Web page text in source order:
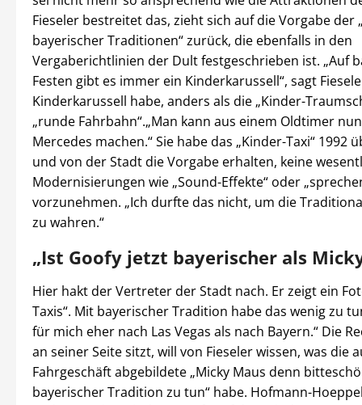
Fieseler bestreitet das, zieht sich auf die Vorgabe der
bayerischer Traditionen“ zurück, die ebenfalls in den
Vergaberichtlinien der Dult festgeschrieben ist. „Auf
Festen gibt es immer ein Kinderkarussell“, sagt
Kinderkarussell habe, anders als die „Kinder-
„runde Fahrbahn“.„Man kann aus einem Oldtimer
Mercedes machen.“ Sie habe das „Kinder-Taxi“ 1992
und von der Stadt die Vorgabe erhalten, keine
Modernisierungen wie „Sound-Effekte“ oder
vorzunehmen. „Ich durfte das nicht, um die
zu wahren.“
„Ist Goofy jetzt bayerischer als
Hier hakt der Vertreter der Stadt nach. Er zeigt ein
Taxis“. Mit bayerischer Tradition habe das wenig zu
für mich eher nach Las Vegas als nach Bayern.“ Die
an seiner Seite sitzt, will von Fieseler wissen, was die
Fahrgeschäft abgebildete „Micky Maus denn
bayerischer Tradition zu tun“ habe. Hofmann-